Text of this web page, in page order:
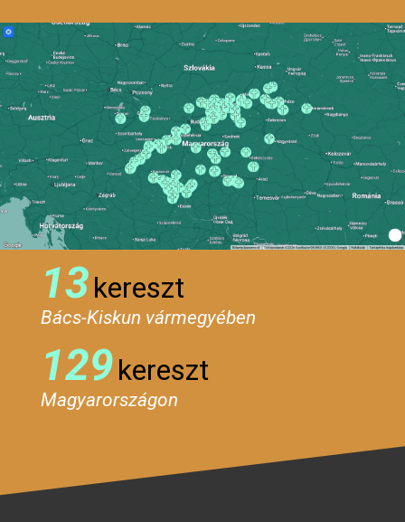
13kereszt
Bács-Kiskun vármegyében
129kereszt
Magyarországon